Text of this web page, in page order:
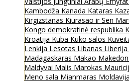
Kambodža Kanada Kataras
Kirgizstanas Kiurasao ir Sen
Kongo demokratinė respublika
Kroatija Kuba Kuko salos
Lenkija Lesotas Libanas Liberija
Madagaskaras Makao
Maldyvai Malis Marokas
Meno sala Mianmaras Moldavija